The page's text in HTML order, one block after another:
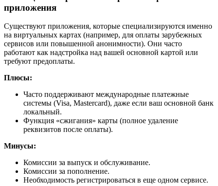
приложения
Существуют приложения, которые специализируются именно
на виртуальных картах (например, для оплаты зарубежных
сервисов или повышенной анонимности). Они часто
работают как надстройка над вашей основной картой или
требуют предоплаты.
Плюсы:
Часто поддерживают международные платежные
системы (Visa, Mastercard), даже если ваш основной банк
локальный.
Функция «сжигания» карты (полное удаление
реквизитов после оплаты).
Минусы:
Комиссии за выпуск и обслуживание.
Комиссии за пополнение.
Необходимость регистрироваться в еще одном сервисе.